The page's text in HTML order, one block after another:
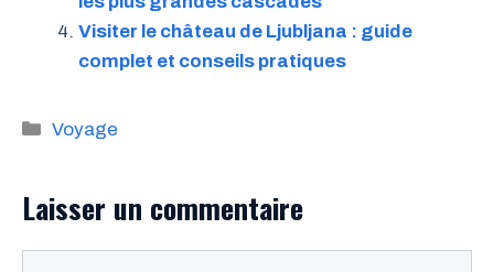
Visiter le château de Ljubljana : guide
complet et conseils pratiques
Catégories
Voyage
Laisser un commentaire